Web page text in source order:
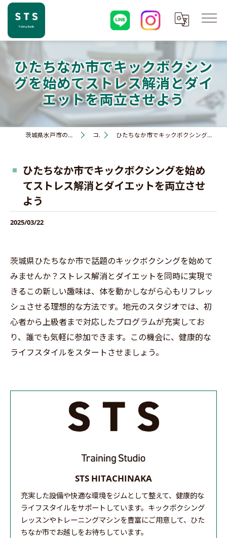
ひたちなか市でキックボクシン
グを始めてストレス解消とダイ
エットを両立させよう
茨城県水戸市のジムならSTS training studio コラム ひたちなか市でキックボクシングを始めてストレス解消とダイエットを両立させよう
ひたちなか市でキックボクシングを始め
てストレス解消とダイエットを両立させ
よう
2025/03/22
茨城県ひたちなか市で話題のキックボクシングを始めて
みませんか？ストレス解消とダイエットを同時に実現で
きるこの新しい趣味は、体を動かしながら心もリフレッ
シュさせる理想的な方法です。地元のスタジオでは、初
心者から上級者まで対応したプログラムが充実してお
り、誰でも気軽に参加できます。この機会に、健康的な
ライフスタイルをスタートさせましょう。
STS HITACHINAKA
充実した設備や快適な環境をジムとして整えて、健康的な
ライフスタイルをサポートしています。キックボクシング
レッスンやトレーニングマシンを豊富にご用意して、ひた
ちなか市でお越しをお待ちしています。